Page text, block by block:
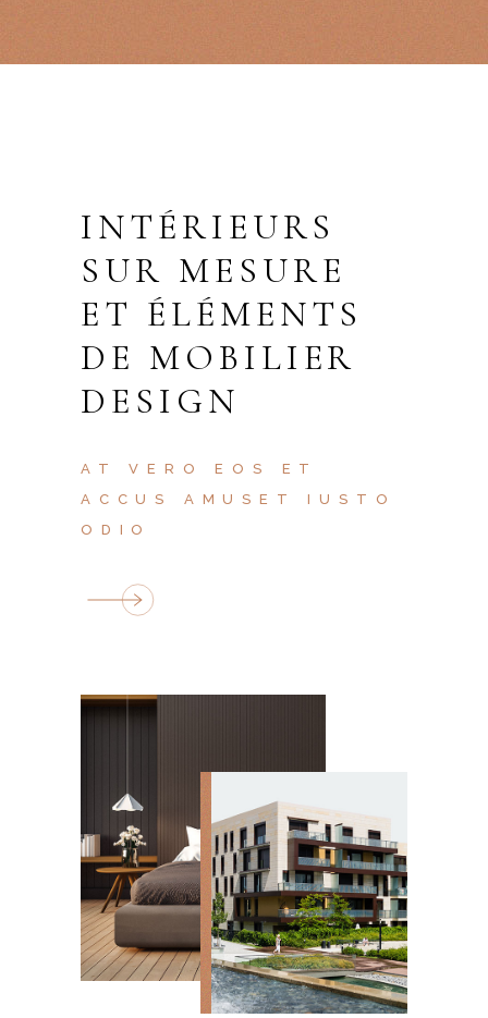
INTÉRIEURS
SUR MESURE
ET ÉLÉMENTS
DE MOBILIER
DESIGN
AT VERO EOS ET
ACCUS AMUSET IUSTO
ODIO